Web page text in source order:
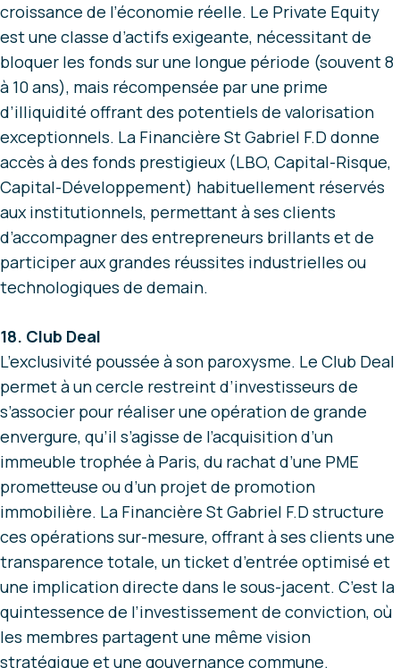
croissance de l’économie réelle. Le Private Equity
est une classe d’actifs exigeante, nécessitant de
bloquer les fonds sur une longue période (souvent 8
à 10 ans), mais récompensée par une prime
d’illiquidité offrant des potentiels de valorisation
exceptionnels. La Financière St Gabriel F.D donne
accès à des fonds prestigieux (LBO, Capital-Risque,
Capital-Développement) habituellement réservés
aux institutionnels, permettant à ses clients
d’accompagner des entrepreneurs brillants et de
participer aux grandes réussites industrielles ou
technologiques de demain.
18. Club Deal
L’exclusivité poussée à son paroxysme. Le Club Deal
permet à un cercle restreint d’investisseurs de
s’associer pour réaliser une opération de grande
envergure, qu’il s’agisse de l’acquisition d’un
immeuble trophée à Paris, du rachat d’une PME
prometteuse ou d’un projet de promotion
immobilière. La Financière St Gabriel F.D structure
ces opérations sur-mesure, offrant à ses clients une
transparence totale, un ticket d’entrée optimisé et
une implication directe dans le sous-jacent. C’est la
quintessence de l’investissement de conviction, où
les membres partagent une même vision
stratégique et une gouvernance commune.